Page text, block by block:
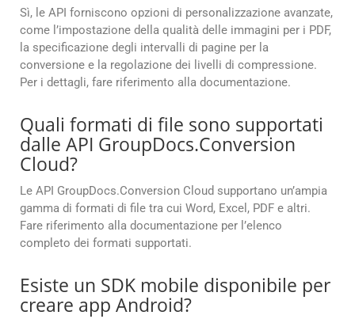
Sì, le API forniscono opzioni di personalizzazione avanzate,
come l’impostazione della qualità delle immagini per i PDF,
la specificazione degli intervalli di pagine per la
conversione e la regolazione dei livelli di compressione.
Per i dettagli, fare riferimento alla documentazione.
Quali formati di file sono supportati
dalle API GroupDocs.Conversion
Cloud?
Le API GroupDocs.Conversion Cloud supportano un’ampia
gamma di formati di file tra cui Word, Excel, PDF e altri.
Fare riferimento alla documentazione per l’elenco
completo dei formati supportati.
Esiste un SDK mobile disponibile per
creare app Android?